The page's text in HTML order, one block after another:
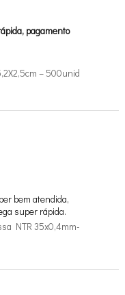
pagamento
– 500unid
bem atendida,
super rápida.
NTR 35x0,4mm-